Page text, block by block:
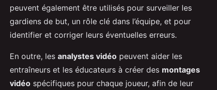
peuvent également être utilisés pour surveiller les
gardiens de but, un rôle clé dans l’équipe, et pour
identifier et corriger leurs éventuelles erreurs.
En outre, les analystes vidéo peuvent aider les
entraîneurs et les éducateurs à créer des montages
vidéo spécifiques pour chaque joueur, afin de leur